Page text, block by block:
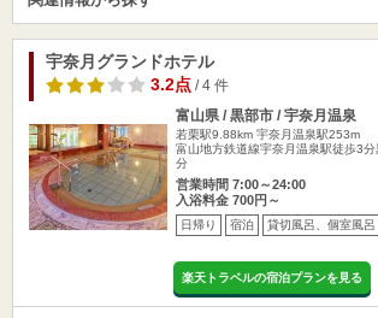
宇奈月グランドホテル
3.2点/ 4 件
富山県 / 黒部市 / 宇奈月温泉
若栗駅9.88km 宇奈月温泉駅253m
富山地方鉄道線宇奈月温泉駅徒歩3
分
営業時間 7:00～24:00
入浴料金 700円～
日帰り 宿泊 貸切風呂、個室風呂
楽天トラベルの宿泊プランを見る